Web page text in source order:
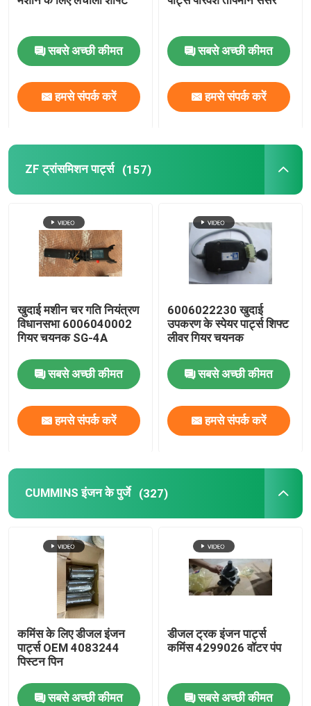
एसडीएलजी भागों
सबसे अच्छी कीमत
हमसे संपर्क करें
सबसे अच्छी कीमत
हमसे संपर्क करें
ZF ट्रांसमिशन पार्ट्स (157)
खुदाई मशीन चर गति नियंत्रण
विधानसभा 6006040002
गियर चयनक SG-4A
सबसे अच्छी कीमत
हमसे संपर्क करें
6006022230 खुदाई
उपकरण के स्पेयर पार्ट्स शिफ्ट
लीवर गियर चयनक
सबसे अच्छी कीमत
हमसे संपर्क करें
CUMMINS इंजन के पुर्जे (327)
कमिंस के लिए डीजल इंजन
पार्ट्स OEM 4083244
पिस्टन पिन
सबसे अच्छी कीमत
डीजल ट्रक इंजन पार्ट्स
कमिंस 4299026 वॉटर पंप
सबसे अच्छी कीमत